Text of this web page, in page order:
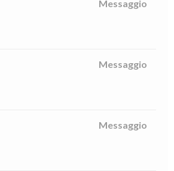
Messaggio
Messaggio
Messaggio